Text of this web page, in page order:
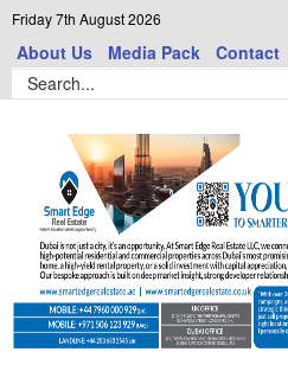
Friday 7th August 2026
About Us Media Pack Contact